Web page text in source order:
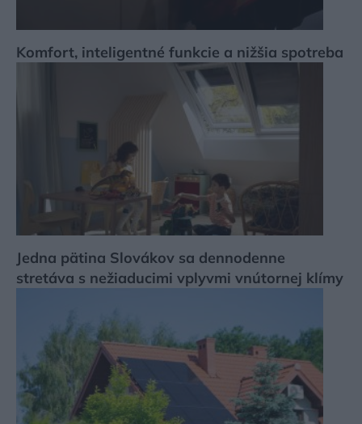
Komfort, inteligentné funkcie a nižšia spotreba
Jedna pätina Slovákov sa dennodenne
stretáva s nežiaducimi vplyvmi vnútornej klímy